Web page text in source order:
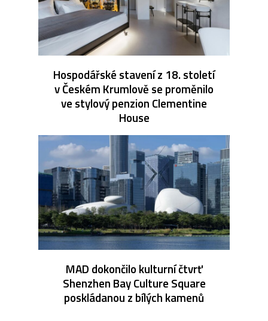
Hospodářské stavení z 18. století
v Českém Krumlově se proměnilo
ve stylový penzion Clementine
House
MAD dokončilo kulturní čtvrť
Shenzhen Bay Culture Square
poskládanou z bílých kamenů